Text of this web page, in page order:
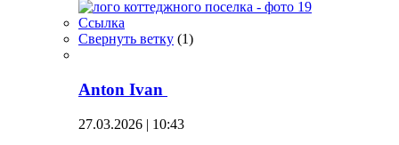
Ссылка
Свернуть ветку (1)
Anton Ivan
27.03.2026 | 10:43